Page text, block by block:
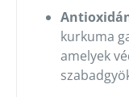
kurkuma
amelyek